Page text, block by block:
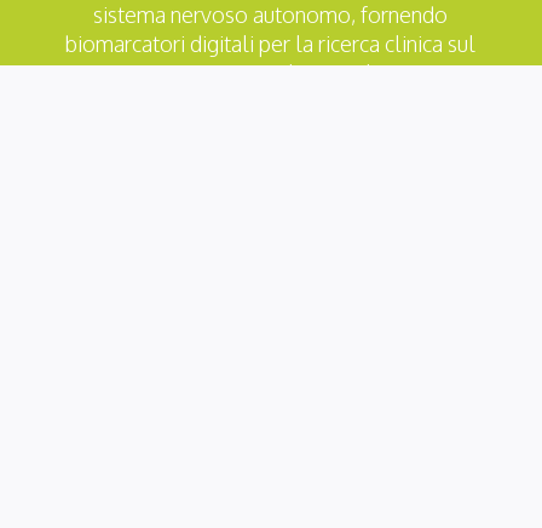
sistema nervoso autonomo, fornendo
biomarcatori digitali per la ricerca clinica sul
sistema nervoso centrale e per la gestione